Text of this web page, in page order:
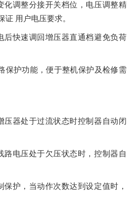
化调整分接开关档位，电压调整精
证 用户电压要求。
后快速调回增压器直通档避免负荷
保护功能，便于整机保护及检修需
压器处于过流状态时控制器自动闭
路电压处于欠压状态时，控制器自
护，当动作次数达到设定值时，